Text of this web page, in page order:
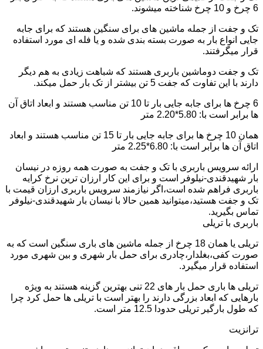
6 چرخ و 10 چرخ شناخته میشوند.
تک و جفت از جمله ماشین های برای سنگین هستند که برای جابه
جایی انواع بار به صورت بسته بندی شده و یا فله ای مورد استفاده
قرار میگرفتند.
تک و جفت دوماشین باربری هستند که شباهت زیادی به هم دیگر
دارند با این تفاوت که جفت 5 تن بیشتر از تک بار حمل میکند.
6 چرخ ها برای جابه جایی بار تا 10 تن مناسب هستند و ابعاد اتاق آن
ها برابر است با: 5.80*2.20 متر
همان 10 چرخ ها برای جابه جایی بار تا 15 تن مناسب هستند و ابعاد
اتاق آن ها برابر است با: 6.80*2.25 متر
ارائه سرویس باربری با تک و جفت به صورت همه روزه در نیسان
بار شهیدقندی-نیلوفر است و برای این کار ارزان ترین نرخ کرایه
باربری فراهم شده است،اگر نیازمند سرویس باربری ارزان قیمت با
تک و جفت هستید،میتوانید همین حالا با نیسان بار شهیدقندی-نیلوفر
تماس بگیرید.
باربری با تریلی
تریلی یا همان 18 چرخ از جمله ماشین های باری سنگین است که به
صورت کفی،بغلدار،چادری برای حمل بار شهری و بین شهری مورد
استفاده قرار میگیرد.
تریلی ها باری حمل بار های 22 تنی بهترین گزینه هستند به ویژه
بارهایی که ابعاد بزرگی دارند را بهتر است با تریلی ها حمل کرد چرا
که طول بارگیر تریلی حدودا 12.5 متر است.
ترانزیت